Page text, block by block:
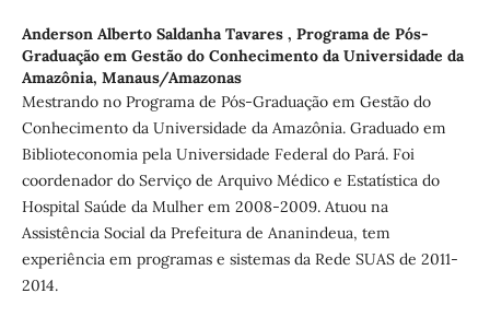
Anderson Alberto Saldanha Tavares , Programa de Pós-
Graduação em Gestão do Conhecimento da Universidade da
Amazônia, Manaus/Amazonas
Mestrando no Programa de Pós-Graduação em Gestão do
Conhecimento da Universidade da Amazônia. Graduado em
Biblioteconomia pela Universidade Federal do Pará. Foi
coordenador do Serviço de Arquivo Médico e Estatística do
Hospital Saúde da Mulher em 2008-2009. Atuou na
Assistência Social da Prefeitura de Ananindeua, tem
experiência em programas e sistemas da Rede SUAS de 2011-
2014.